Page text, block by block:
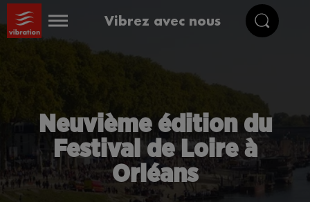
Vibrez avec nous
Neuvième édition du
Festival de Loire à
Orléans